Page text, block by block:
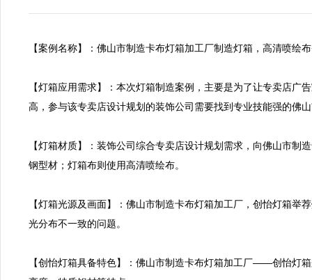
【案例名称】：佛山市制造卡布灯箱加工厂制造灯箱，高清喷
【灯箱应用需求】：本次灯箱制造案例，主要是为了让专卖店
高，参与该专卖店设计规划的装饰公司需要找到专业技能强的佛
【灯箱材质】：装饰公司综合专卖店设计规划需求，向佛山市
钢型材；灯箱布则使用高清喷绘布。
【灯箱光源及画面】：佛山市制造卡布灯箱加工厂，创怡灯箱
光分布不一致的问题。
【创怡灯箱具备特色】：佛山市制造卡布灯箱加工厂——创怡灯